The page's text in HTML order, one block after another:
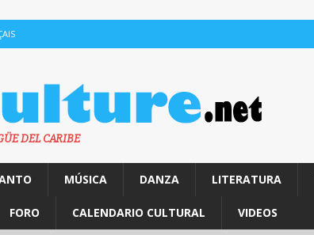
DEL CARIBE
MÚSICA DANZA LITERATURA
FORO CALENDARIO CULTURAL VIDEOS